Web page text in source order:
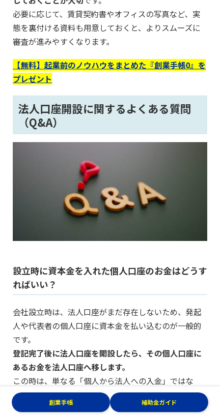
必要に応じて、賃貸契約書やオフィスの写真など、実
態を裏付ける資料も用意しておくと、よりスムーズに
審査が進みやすくなります。
【無料】起業前のノウハウをまとめた『創業手帳0』を
プレゼント
法人口座開設に関するよくある質問
（Q&A）
設立時に資本金を入れた個人口座のお金はどうす
ればいい？
会社設立時は、法人口座がまだ存在しないため、発起
人や代表者の個人口座に資本金を払い込むのが一般的
です。
登記完了後に法人口座を開設したら、その個人口座に
あるお金を法人口座へ移します。
この時は、単なる「個人から法人への入金」ではな
く、設立時に払い込んだ資本金を法人口座へ移したも
のとわかるよう、通帳の履歴（コピー）や払込証明書
創業手帳 補助金ガイド